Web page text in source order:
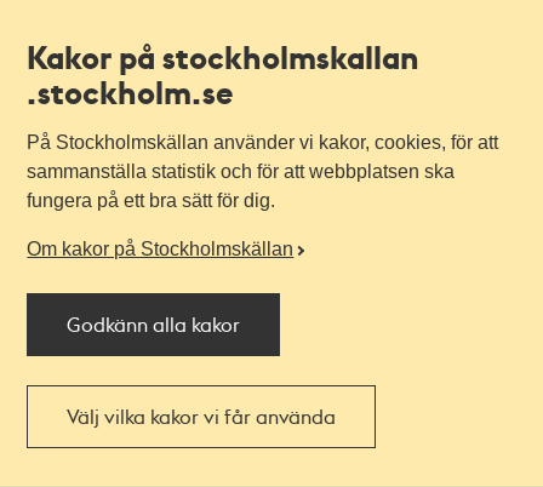
Kakor på stockholmskallan
.stockholm.se
På Stockholmskällan använder vi kakor, cookies, för att
sammanställa statistik och för att webbplatsen ska
fungera på ett bra sätt för dig.
Om kakor på Stockholmskällan
Godkänn alla kakor
Välj vilka kakor vi får använda